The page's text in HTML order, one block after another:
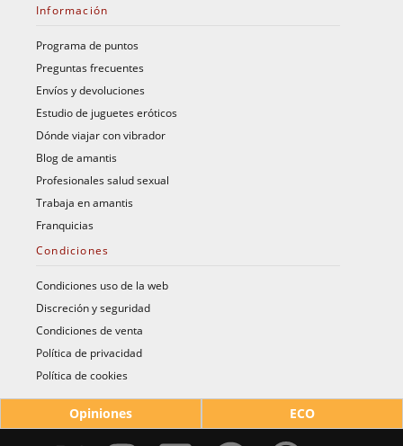
Información
Programa de puntos
Preguntas frecuentes
Envíos y devoluciones
Estudio de juguetes eróticos
Dónde viajar con vibrador
Blog de amantis
Profesionales salud sexual
Trabaja en amantis
Franquicias
Condiciones
Condiciones uso de la web
Discreción y seguridad
Condiciones de venta
Política de privacidad
Política de cookies
Opiniones ECO